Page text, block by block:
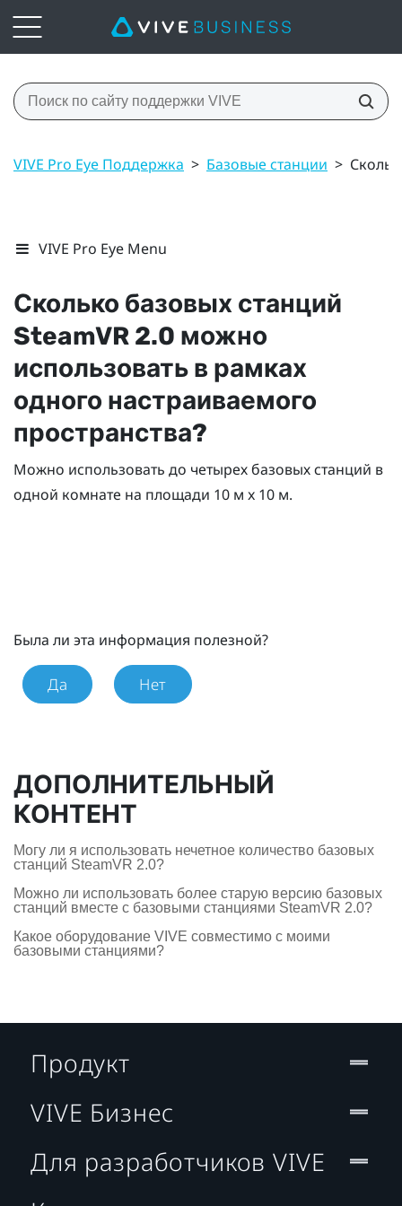
VIVE Pro Eye Поддержка > Базовые станции >
VIVE Pro Eye Menu
Сколько базовых станций
SteamVR 2.0 можно
использовать в рамках
одного настраиваемого
пространства?
Можно использовать до четырех базовых станций в
одной комнате на площади 10 м x 10 м.
Была ли эта информация полезной?
Да Нет
ДОПОЛНИТЕЛЬНЫЙ
КОНТЕНТ
Могу ли я использовать нечетное количество базовых
станций SteamVR 2.0?
Можно ли использовать более старую версию базовых
станций вместе с базовыми станциями SteamVR 2.0?
Какое оборудование VIVE совместимо с моими
базовыми станциями?
Продукт
VIVE Бизнес
Для разработчиков VIVE